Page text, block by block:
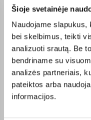
Šioje svetainėje
Naudojame slapukus,
bei skelbimus, teikti
analizuoti srautą. Be
bendriname su
analizės partneriais,
pateiktos arba
informacijos.
tarpusavyje. Atsižvelkite
pristatymo informaciją
priimti patogų ir
Palyginkite
tinkamiausią variantą